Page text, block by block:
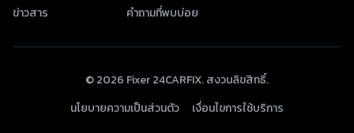
ข่าวสาร
คำถามที่พบบ่อย
©2026 Fixer 24CARFIX. สงวนลิขสิทธิ์.
นโยบายความเป็นส่วนตัว
เงื่อนไขการใช้บริการ